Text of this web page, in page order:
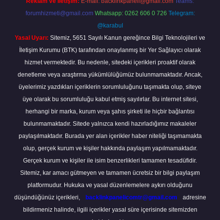
forumhizmeti@gmail.com Whatsapp: 0262 606 0 726 Telegram:
@karabul
Yasal Uyarı: Sitemiz, 5651 Sayılı Kanun gereğince Bilgi Teknolojileri ve
İletişim Kurumu (BTK) tarafından onaylanmış bir Yer Sağlayıcı olarak
hizmet vermektedir. Bu nedenle, sitedeki içerikleri proaktif olarak
denetleme veya araştırma yükümlülüğümüz bulunmamaktadır. Ancak,
üyelerimiz yazdıkları içeriklerin sorumluluğunu taşımakta olup, siteye
üye olarak bu sorumluluğu kabul etmiş sayılırlar. Bu internet sitesi,
herhangi bir marka, kurum veya şahıs şirketi ile hiçbir bağlantısı
bulunmamaktadır. Sitede yalnızca kendi hazırladığımız makaleler
paylaşılmaktadır. Burada yer alan içerikler haber niteliği taşımamakta
olup, gerçek kurum ve kişiler hakkında paylaşım yapılmamaktadır.
Gerçek kurum ve kişiler ile isim benzerlikleri tamamen tesadüfidir.
Sitemiz, kar amacı gütmeyen ve tamamen ücretsiz bir bilgi paylaşım
platformudur. Hukuka ve yasal düzenlemelere aykırı olduğunu
düşündüğünüz içerikleri,
backlinkpanelicomtr@gmail.com
adresine
bildirmeniz halinde, ilgili içerikler yasal süre içerisinde sitemizden